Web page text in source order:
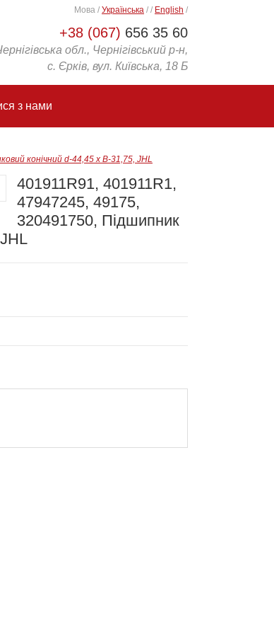
+38 (067) 656 35 60
обл., Чернігівський р-н,
с. Єрків, вул. Київська, 18 Б
Мова / Українська / / English /
з нами
конічний d-44,45 x B-31,75, JHL
401911R91, 401911R1,
47947245, 49175,
320491750, Підшипник